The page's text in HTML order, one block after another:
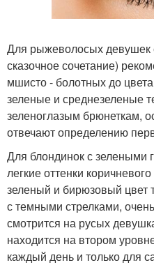
Для рыжеволосых девушек
сказочное сочетание)
мшисто - болотных до
зеленые и среднезеленые
зеленоглазым брюнеткам,
отвечают определению
Для блондинок с зелеными
легкие оттенки
зеленый и бирюзовый цвет
с темными стрелками,
смотрится на русых
находится на втором
каждый день и только для